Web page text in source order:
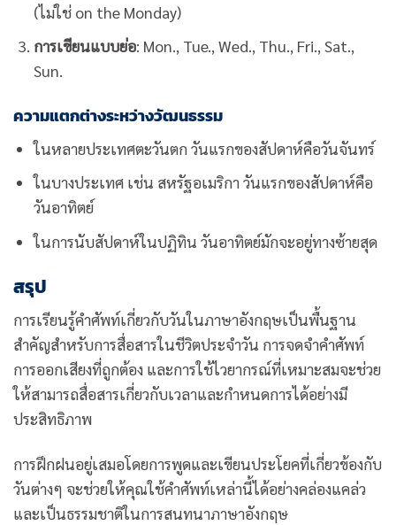
(ไม่ใช่ on the Monday)
การเขียนแบบย่อ: Mon., Tue., Wed., Thu., Fri., Sat.,
Sun.
ความแตกต่างระหว่างวัฒนธรรม
ในหลายประเทศตะวันตก วันแรกของสัปดาห์คือวันจันทร์
ในบางประเทศ เช่น สหรัฐอเมริกา วันแรกของสัปดาห์คือ
วันอาทิตย์
ในการนับสัปดาห์ในปฏิทิน วันอาทิตย์มักจะอยู่ทางซ้ายสุด
สรุป
การเรียนรู้คำศัพท์เกี่ยวกับวันในภาษาอังกฤษเป็นพื้นฐาน
สำคัญสำหรับการสื่อสารในชีวิตประจำวัน การจดจำคำศัพท์
การออกเสียงที่ถูกต้อง และการใช้ไวยากรณ์ที่เหมาะสมจะช่วย
ให้สามารถสื่อสารเกี่ยวกับเวลาและกำหนดการได้อย่างมี
ประสิทธิภาพ
การฝึกฝนอยู่เสมอโดยการพูดและเขียนประโยคที่เกี่ยวข้องกับ
วันต่างๆ จะช่วยให้คุณใช้คำศัพท์เหล่านี้ได้อย่างคล่องแคล่ว
และเป็นธรรมชาติในการสนทนาภาษาอังกฤษ